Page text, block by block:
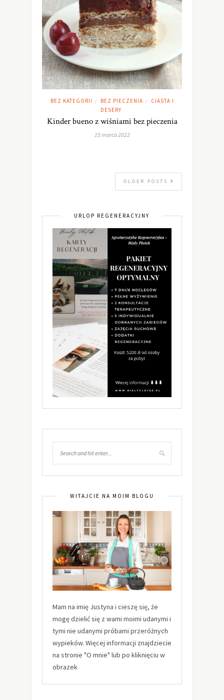
BEZ KATEGORII / BEZ PIECZENIA /
CIASTA I
DESERY
Kinder bueno z wiśniami bez pieczenia
15 marca 2022
OLDER POSTS
URLOP REGENERACYJNY
WITAJCIE NA MOIM BLOGU
Mam na imię Justyna i cieszę się, że
mogę dzielić się z wami moimi udanymi i
tymi nie udanymi próbami przeróżnych
wypieków. Więcej informacji znajdziecie
na stronie "O mnie" lub po kliknięciu w
obrazek